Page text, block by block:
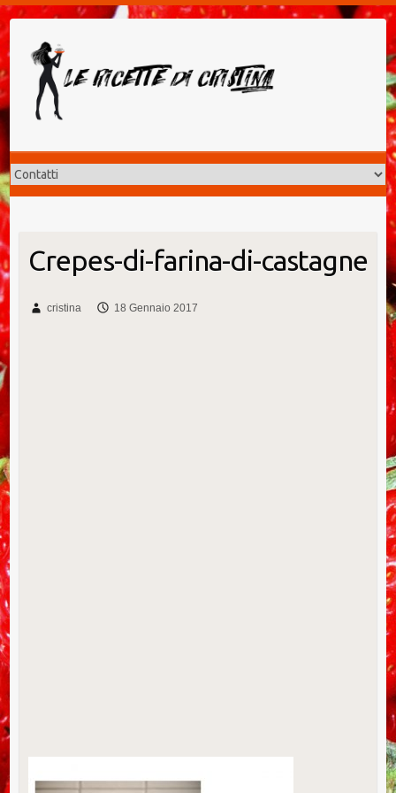
Salta
al
contenuto
Crepes-di-farina-di-castagne
cristina 18 Gennaio 2017